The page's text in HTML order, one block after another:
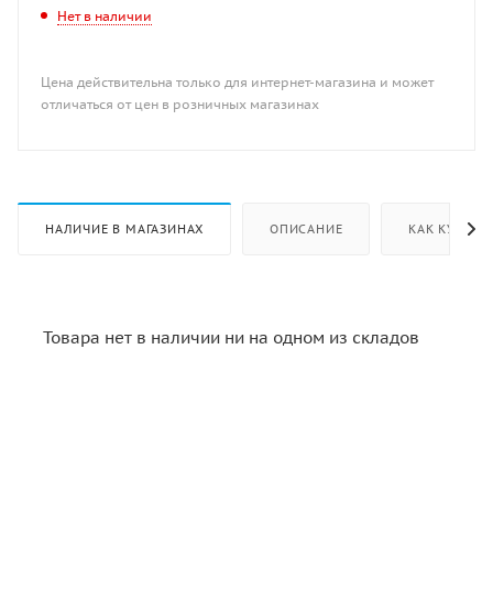
Нет в наличии
Цена действительна только для интернет-магазина и может
отличаться от цен в розничных магазинах
НАЛИЧИЕ В МАГАЗИНАХ ОПИСАНИЕ КАК КУПИТЬ
Товара нет в наличии ни на одном из складов